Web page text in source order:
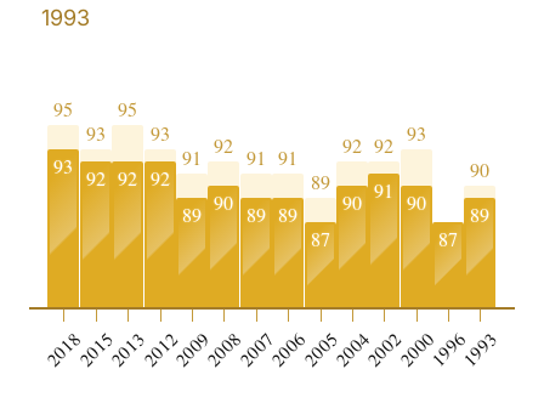
1993
95
93
2018
93
92
2015
95
92
2013
93
92
2012
91
89
2009
92
90
2008
91
89
2007
91
89
2006
89
87
2005
92
90
2004
92
91
2002
93
90
2000
87
1996
90
89
1993